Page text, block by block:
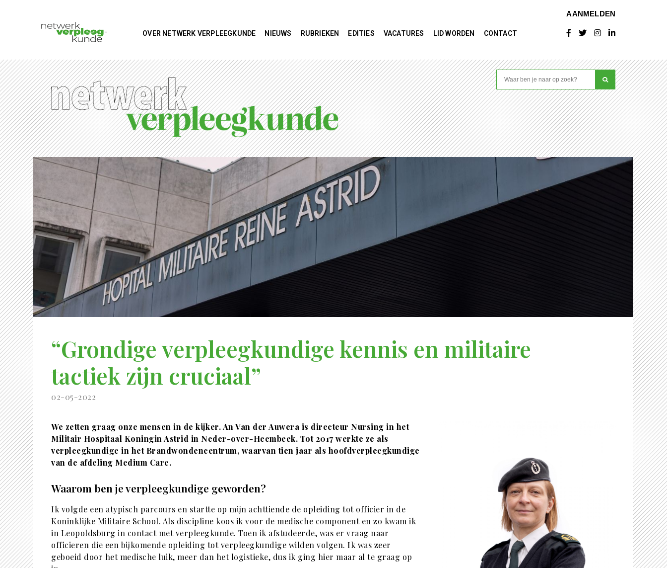
OVER NETWERK VERPLEEGKUNDE NIEUWS RUBRIEKEN EDITIES VACATURES LID WORDEN CONTACT
AANMELDEN
“Grondige verpleegkundige kennis en militaire
tactiek zijn cruciaal”
02-05-2022
We zetten graag onze mensen in de kijker. An Van der Auwera is directeur Nursing in het
Militair Hospitaal Koningin Astrid in Neder-over-Heembeek. Tot 2017 werkte ze als
verpleegkundige in het Brandwondencentrum, waarvan tien jaar als hoofdverpleegkundige
van de afdeling Medium Care.
Waarom ben je verpleegkundige geworden?
Ik volgde een atypisch parcours en startte op mijn achttiende de opleiding tot officier in de
Koninklijke Militaire School. Als discipline koos ik voor de medische component en zo kwam ik
in Leopoldsburg in contact met verpleegkunde. Toen ik afstudeerde, was er vraag naar
officieren die een bijkomende opleiding tot verpleegkundige wilden volgen. Ik was zeer
geboeid door het medische luik, meer dan het logistieke, dus ik ging hier maar al te graag op